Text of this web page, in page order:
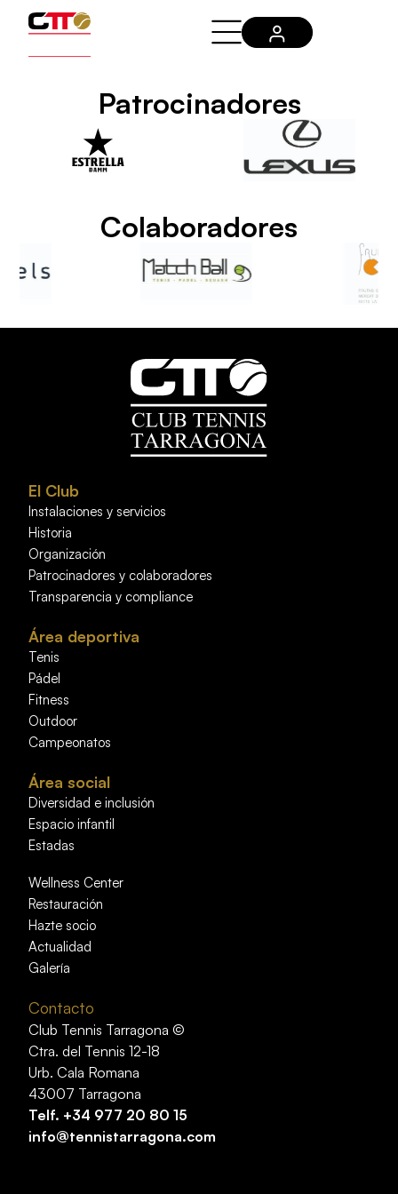
Patrocinadores
Colaboradores
El Club
Instalaciones y servicios
Historia
Organización
Patrocinadores y colaboradores
Transparencia y compliance
Área deportiva
Tenis
Pádel
Fitness
Outdoor
Campeonatos
Área social
Diversidad e inclusión
Espacio infantil
Estadas
Wellness Center
Restauración
Hazte socio
Actualidad
Galería
Contacto
Club Tennis Tarragona ©
Ctra. del Tennis 12-18
Urb. Cala Romana
43007 Tarragona
Telf. +34 977 20 80 15
info@tennistarragona.com